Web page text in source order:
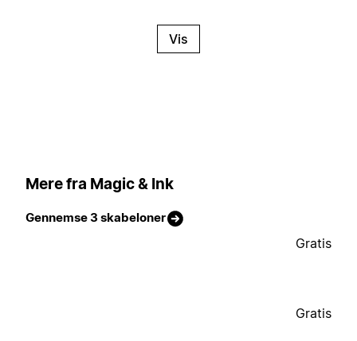
Vis
Mere fra Magic & Ink
Gennemse 3 skabeloner
Gratis
Gratis